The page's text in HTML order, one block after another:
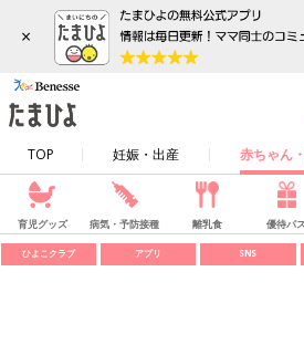
×
TOP 妊娠・出産 赤ちゃん
育児グッズ 病気・予防接種 離乳食 優待パス
ひよこクラブ アプリ SNS